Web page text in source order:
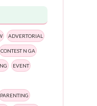
ADVERTORIAL
CONTEST N GA
EVENT
PARENTING